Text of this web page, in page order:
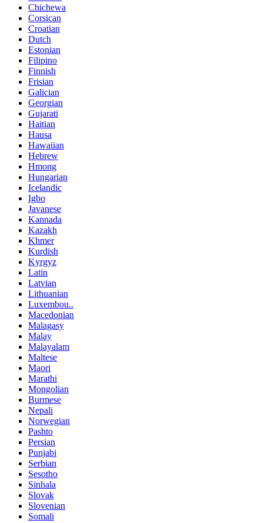
Chichewa
Corsican
Croatian
Dutch
Estonian
Filipino
Finnish
Frisian
Galician
Georgian
Gujarati
Haitian
Hausa
Hawaiian
Hebrew
Hmong
Hungarian
Icelandic
Igbo
Javanese
Kannada
Kazakh
Khmer
Kurdish
Kyrgyz
Latin
Latvian
Lithuanian
Luxembou..
Macedonian
Malagasy
Malay
Malayalam
Maltese
Maori
Marathi
Mongolian
Burmese
Nepali
Norwegian
Pashto
Persian
Punjabi
Serbian
Sesotho
Sinhala
Slovak
Slovenian
Somali